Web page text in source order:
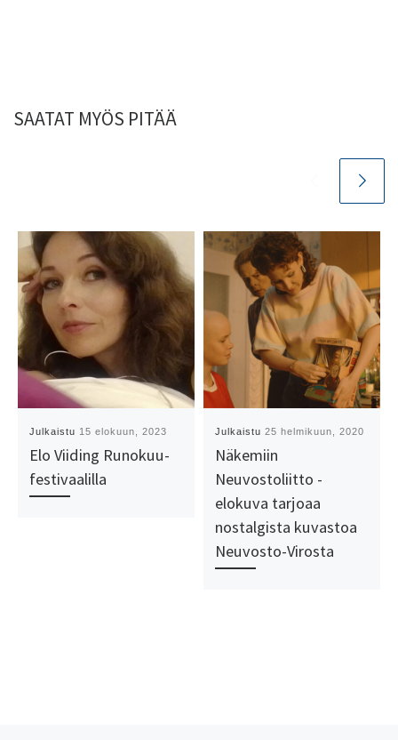
SAATAT MYÖS PITÄÄ
Julkaistu 15 elokuun, 2023
Elo Viiding Runokuu-
festivaalilla
Julkaistu25 helmikuun, 2020
Näkemiin
Neuvostoliitto -
elokuva tarjoaa
nostalgista kuvastoa
Neuvosto-Virosta